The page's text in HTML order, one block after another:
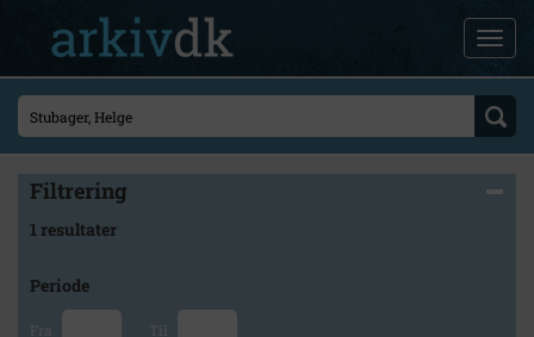
Filtrering
1 resultater
Periode
Fra Til